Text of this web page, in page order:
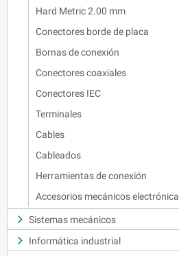
Hard Metric 2.00 mm
Conectores borde de placa
Bornas de conexión
Conectores coaxiales
Conectores IEC
Terminales
Cables
Cableados
Herramientas de conexión
Accesorios mecánicos electrónica
Sistemas mecánicos
Informática industrial